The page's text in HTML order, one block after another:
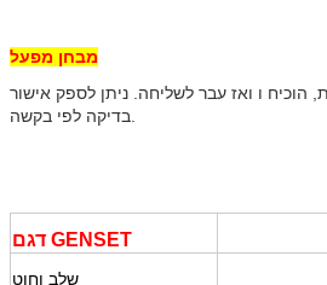
מבחן מפעל
ניתן לספק אישור
דגם GENSET
שלב וחוט